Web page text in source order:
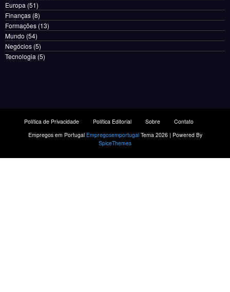
Europa (51)
Finanças (8)
Formações (13)
Mundo (54)
Negócios (5)
Tecnologia (5)
Política de Privacidade Política Editorial Sobre
Contato
Empregos em Portugal EmpregosemportugalTema 2026 | Powered By
SpiceThemes